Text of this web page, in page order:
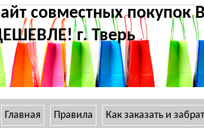
совместных покупок
г. Тверь
Главная Правила Как заказать и